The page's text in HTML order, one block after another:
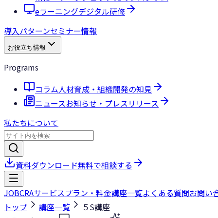
eラーニングデジタル研修
導入パターンセミナー情報
お役立ち情報
Programs
コラム人材育成・組織開発の知見
ニュースお知らせ・プレスリリース
私たちについて
資料ダウンロード無料で相談する
JOBCRAサービスプラン・料金講座一覧よくある質問お問い
トップ
講座一覧
５S講座